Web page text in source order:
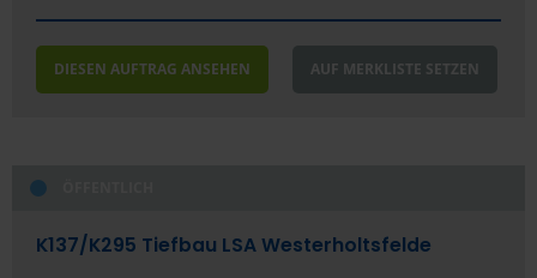
DIESEN AUFTRAG ANSEHEN AUF MERKLISTE SETZEN
K137/­K295 Tiefbau LSA Westerholtsfelde